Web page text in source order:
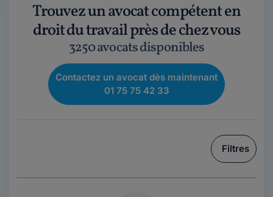
Trouvez un avocat compétent en
droit du travail près de chez vous
3250 avocats disponibles
Contactez un avocat dès maintenant
01 75 75 42 33
Filtres